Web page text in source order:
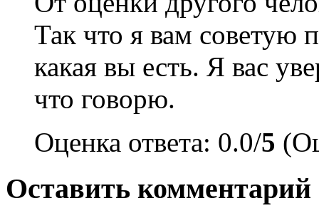
Так что я вам советую
какая вы есть. Я вас
что говорю.
Оценка ответа: 0.0/5
Оставить комментарий